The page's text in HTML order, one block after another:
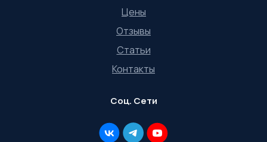
Отзывы
Контакты
Цены
Статьи
Соц. Сети